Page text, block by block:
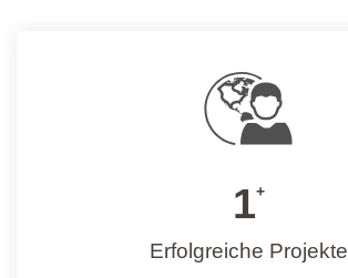
Erfolgreiche Projekte
1+